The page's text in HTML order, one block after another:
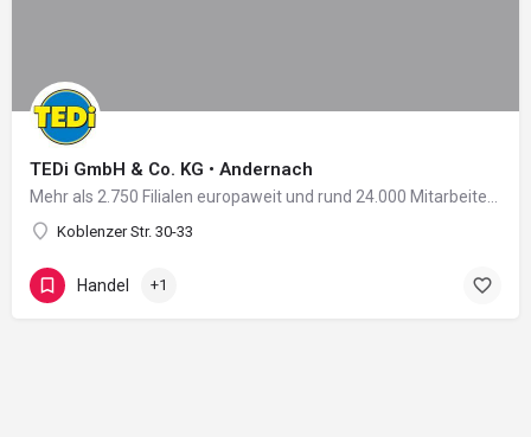
TEDi GmbH & Co. KG • Andernach
Koblenzer Str. 30-33
Handel +1